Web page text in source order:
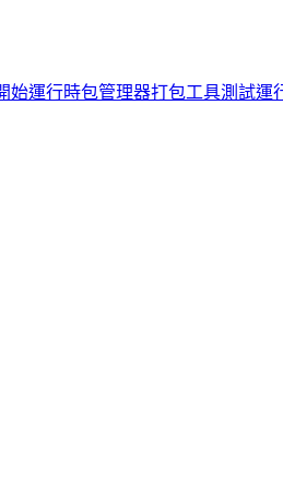
始運行時包管理器打包工具測試運